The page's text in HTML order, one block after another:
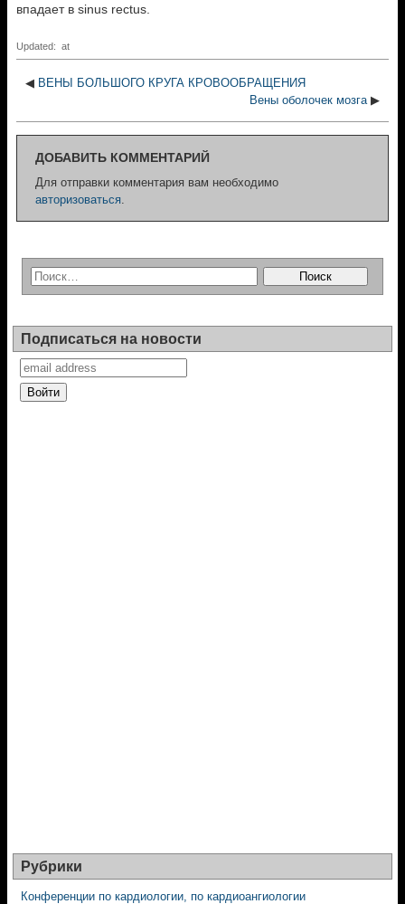
впадает в sinus rectus.
Updated: at
◀ ВЕНЫ БОЛЬШОГО КРУГА КРОВООБРАЩЕНИЯ
Вены оболочек мозга▶
ДОБАВИТЬ КОММЕНТАРИЙ
Для отправки комментария вам необходимо
авторизоваться.
Подписаться на новости
Рубрики
Конференции по кардиологии, по кардиоангиологии